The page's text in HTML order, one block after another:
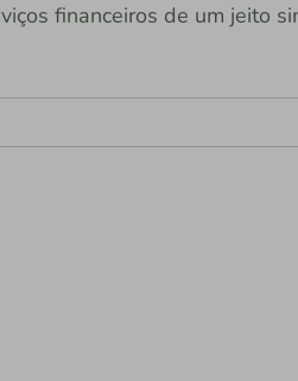
financeiros de um jeito